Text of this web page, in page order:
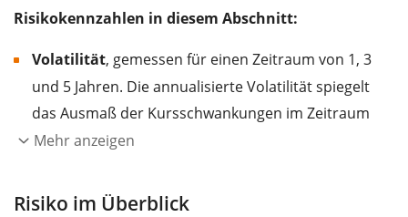
Risikokennzahlen in diesem Abschnitt:
Volatilität, gemessen für einen Zeitraum von 1, 3
und 5 Jahren. Die annualisierte Volatilität spiegelt
das Ausmaß der Kursschwankungen im Zeitraum
eines Jahres wider.
Aktie, des ETF, usw.) in der Vergangenheit
Mehr anzeigen
Risiko im Überblick